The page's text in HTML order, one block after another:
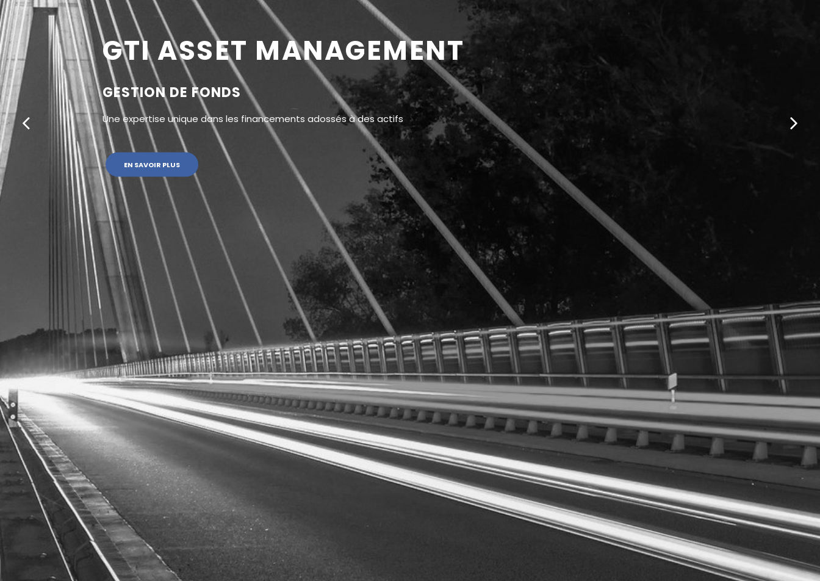
GTI ASSET MANAGEMENT
GESTION DE FONDS
Une expertise unique dans les financements adossés à des actifs
EN SAVOIR PLUS